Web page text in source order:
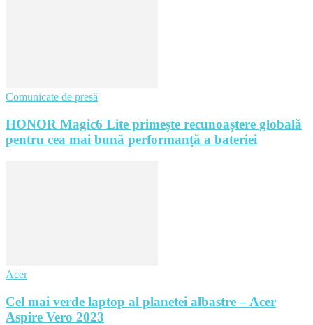
Comunicate de presă
HONOR Magic6 Lite primește recunoaștere globală
pentru cea mai bună performanță a bateriei
Acer
Cel mai verde laptop al planetei albastre – Acer
Aspire Vero 2023